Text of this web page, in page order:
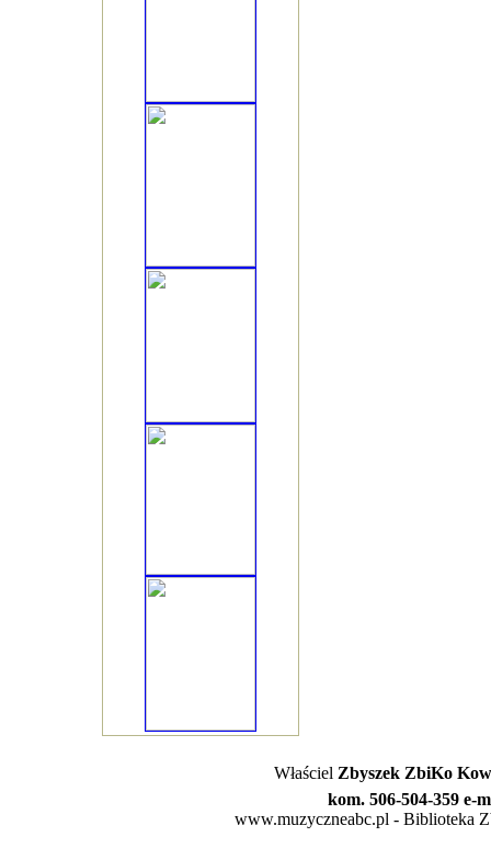
Właściel Zbyszek ZbiKo
kom. 506-504-359 e-
www.muzyczneabc.pl - Biblioteka